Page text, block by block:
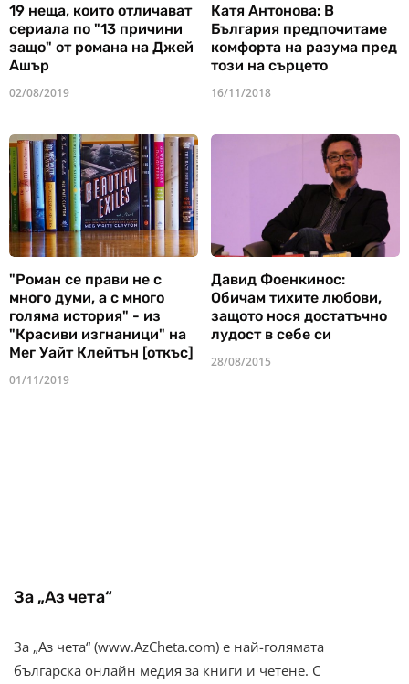
19 неща, които отличават
сериала по "13 причини
защо" от романа на Джей
Ашър
02/08/2019
Катя Антонова: В
България предпочитаме
комфорта на разума пред
този на сърцето
16/11/2018
"Роман се прави не с
много думи, а с много
голяма история" - из
"Красиви изгнаници" на
Мег Уайт Клейтън [откъс]
01/11/2019
Давид Фоенкинос:
Обичам тихите любови,
защото нося достатъчно
лудост в себе си
28/08/2015
За „Аз чета“
За „Аз чета“ (www.AzCheta.com) е най-голямата
българска онлайн медия за книги и четене. С